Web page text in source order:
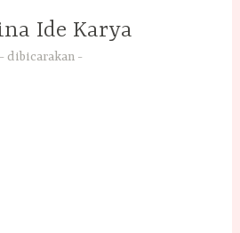
Ide Karya
dibicarakan